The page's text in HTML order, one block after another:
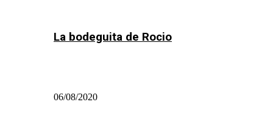
La bodeguita de Rocio
06/08/2020